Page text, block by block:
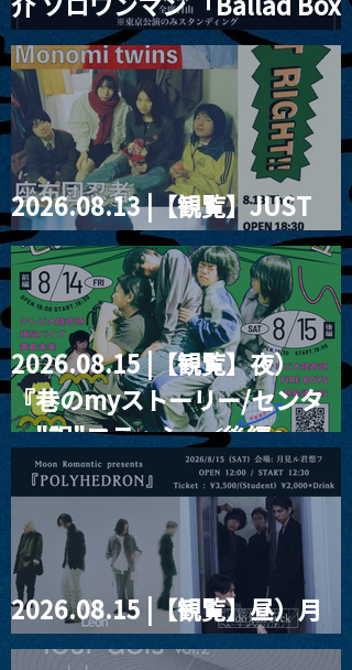
2026」
2026.08.13 |【観覧】JUST
RIGHT!! vol.26
2026.08.15 |【観覧】夜）
『巷のmyストーリー/センタ
ー"訳"フラッシュ⚡️後編』
2026.08.15 |【観覧】昼）月
見ルpre.『POLYHEDRON』